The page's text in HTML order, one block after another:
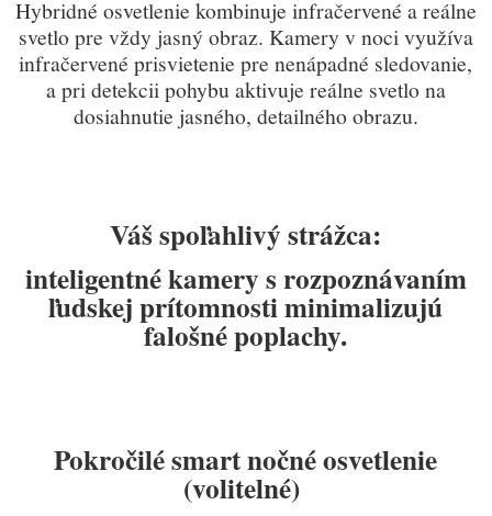
Hybridné osvetlenie kombinuje infračervené a reálne
svetlo pre vždy jasný obraz. Kamery v noci využíva
infračervené prisvietenie pre nenápadné sledovanie,
a pri detekcii pohybu aktivuje reálne svetlo na
dosiahnutie jasného, detailného obrazu.
Váš spoľahlivý strážca:
inteligentné kamery s rozpoznávaním
ľudskej prítomnosti minimalizujú
falošné poplachy.
Pokročilé smart nočné osvetlenie
(volitelné)